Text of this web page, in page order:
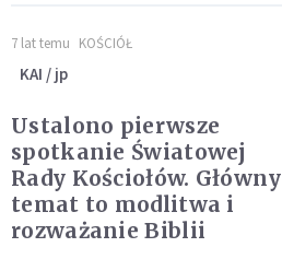
7 lat temu KOŚCIÓŁ
KAI / jp
Ustalono pierwsze
spotkanie Światowej
Rady Kościołów. Główny
temat to modlitwa i
rozważanie Biblii